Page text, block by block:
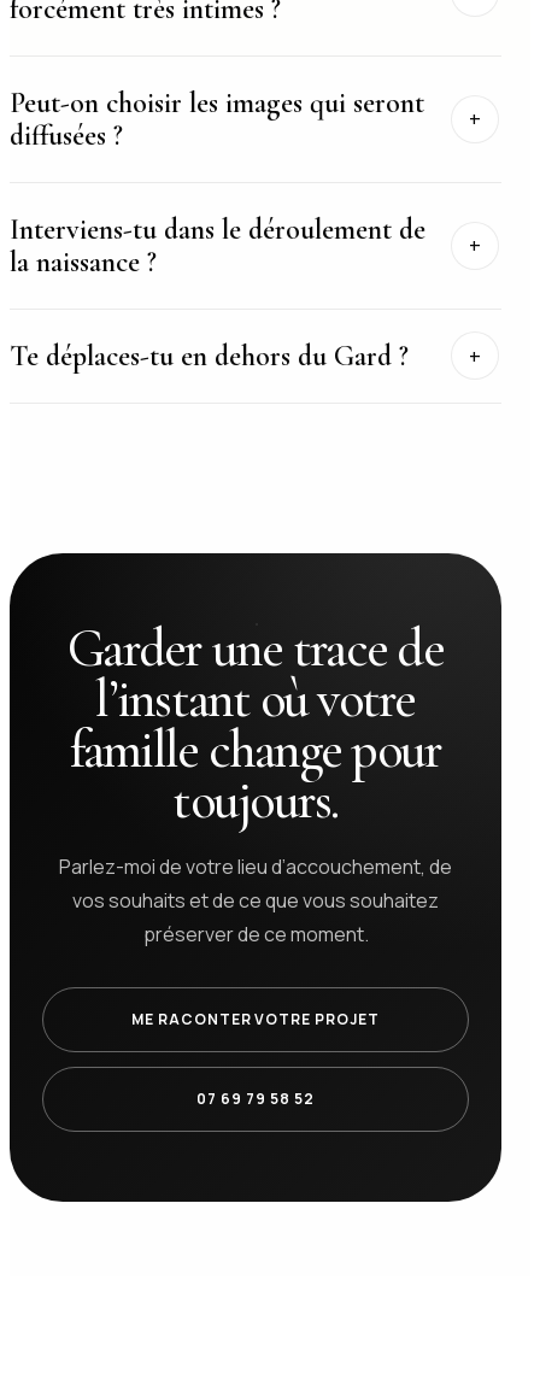
forcément très intimes ?
Peut-on choisir les images qui seront
diffusées ?
Interviens-tu dans le déroulement de
la naissance ?
Te déplaces-tu en dehors du Gard ?
Garder une trace de
l’instant où votre
famille change pour
toujours.
Parlez-moi de votre lieu d’accouchement, de
vos souhaits et de ce que vous souhaitez
préserver de ce moment.
ME RACONTER VOTRE PROJET
07 69 79 58 52